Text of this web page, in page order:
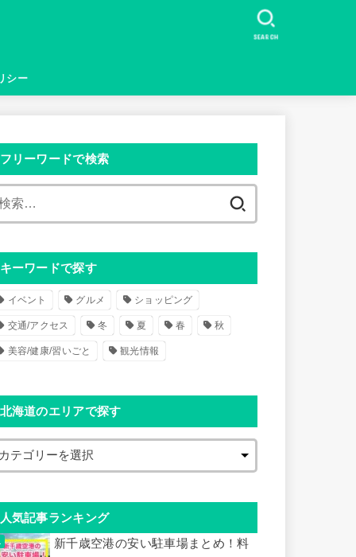
シー
SEARCH
フリーワードで検索
キーワードで探す
イベント グルメ ショッピング
交通/アクセス 冬 夏 春 秋
美容/健康/習いごと 観光情報
北海道のエリアで探す
人気記事ランキング
新千歳空港の安い駐車場まとめ！料